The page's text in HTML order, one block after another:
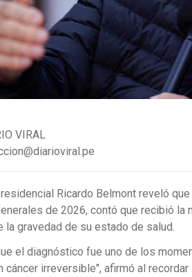
VIRAL
Ricardo Belmont reveló
de 2026, contó que recibió
la gravedad de su estado de salud.
el diagnóstico fue uno de los
cáncer irreversible", afirmó al